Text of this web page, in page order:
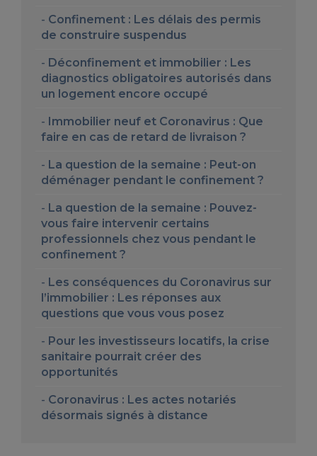
Confinement : Les délais des permis
de construire suspendus
Déconfinement et immobilier : Les
diagnostics obligatoires autorisés dans
un logement encore occupé
Immobilier neuf et Coronavirus : Que
faire en cas de retard de livraison ?
La question de la semaine : Peut-on
déménager pendant le confinement ?
La question de la semaine : Pouvez-
vous faire intervenir certains
professionnels chez vous pendant le
confinement ?
Les conséquences du Coronavirus sur
l’immobilier : Les réponses aux
questions que vous vous posez
Pour les investisseurs locatifs, la crise
sanitaire pourrait créer des
opportunités
Coronavirus : Les actes notariés
désormais signés à distance